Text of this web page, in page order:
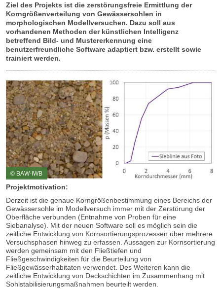
Ziel des Projekts ist die zerstörungsfreie Ermittlung der
Korngrößenverteilung von Gewässersohlen in
morphologischen Modellversuchen. Dazu soll aus
vorhandenen Methoden der künstlichen Intelligenz
betreffend Bild- und Mustererkennung eine
benutzerfreundliche Software adaptiert bzw. erstellt sowie
trainiert werden.
© BAW-IWB
Projektmotivation:
Derzeit ist die genaue Korngrößenbestimmung eines Bereichs der
Gewässersohle im Modellversuch immer mit der Zerstörung der
Oberfläche verbunden (Entnahme von Proben für eine
Siebanalyse). Mit der neuen Software soll es möglich sein die
zeitliche Entwicklung von Kornsortierungsprozessen über mehrere
Versuchsphasen hinweg zu erfassen. Aussagen zur Kornsortierung
werden gemeinsam mit den Fließtiefen und
Fließgeschwindigkeiten für die Beurteilung von
Fließgewässerhabitaten verwendet. Des Weiteren kann die
zeitliche Entwicklung von Deckschichten im Zusammenhang mit
Sohlstabilisierungsmaßnahmen beurteilt werden.